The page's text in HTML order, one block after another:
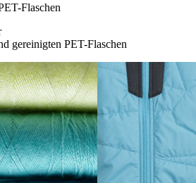
Flaschen
gereinigten PET-Flaschen